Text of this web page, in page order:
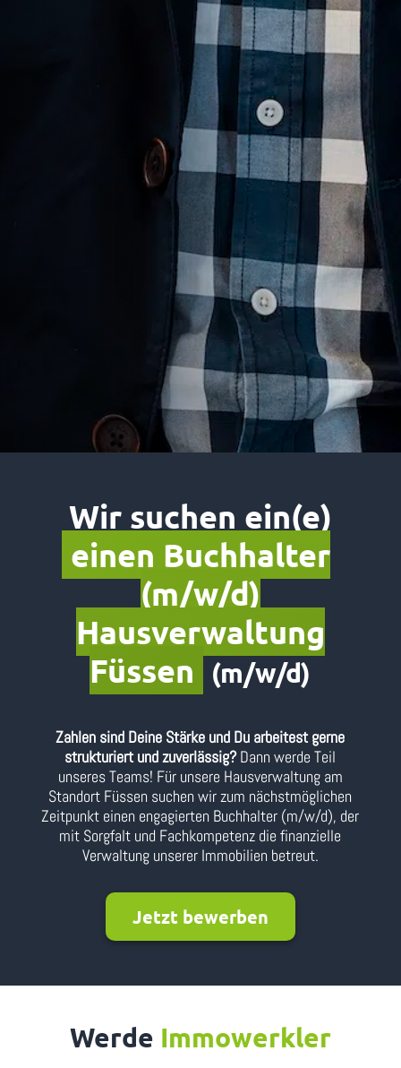
Wir suchen ein(e)
einen Buchhalter
(m/w/d)
Hausverwaltung
Füssen
(m/w/d)
Zahlen sind Deine Stärke und Du arbeitest gerne
strukturiert und zuverlässig?Dann werde Teil
unseres Teams! Für unsere Hausverwaltung am
Standort Füssen suchen wir zum nächstmöglichen
Zeitpunkt einen engagierten Buchhalter (m/w/d), der
mit Sorgfalt und Fachkompetenz die finanzielle
Verwaltung unserer Immobilien betreut.
Jetzt bewerben
Werde Immowerkler